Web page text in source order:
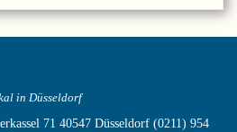
in Düsseldorf
71 40547 Düsseldorf (0211) 954